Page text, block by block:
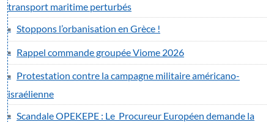
transport maritime perturbés
Stoppons l’orbanisation en Grèce !
Rappel commande groupée Viome 2026
Protestation contre la campagne militaire américano-
israélienne
Scandale OPEKEPE : Le Procureur Européen demande la